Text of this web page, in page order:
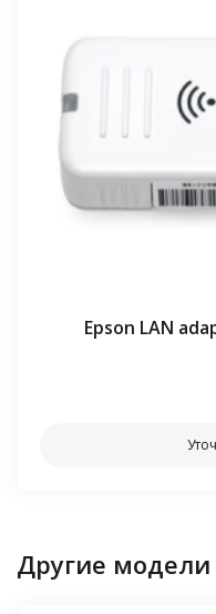
Epson LAN
Другие модели